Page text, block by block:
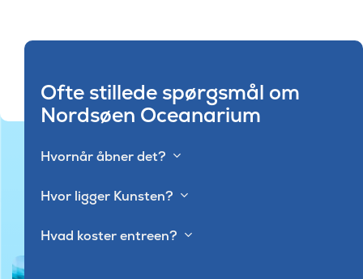
Ofte stillede spørgsmål om
Nordsøen Oceanarium
Hvornår åbner det?
Hvor ligger Kunsten?
Hvad koster entreen?